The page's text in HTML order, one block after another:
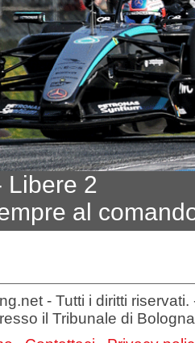
Libere 2
al
- Tutti i diritti
il Tribunale di Bologna